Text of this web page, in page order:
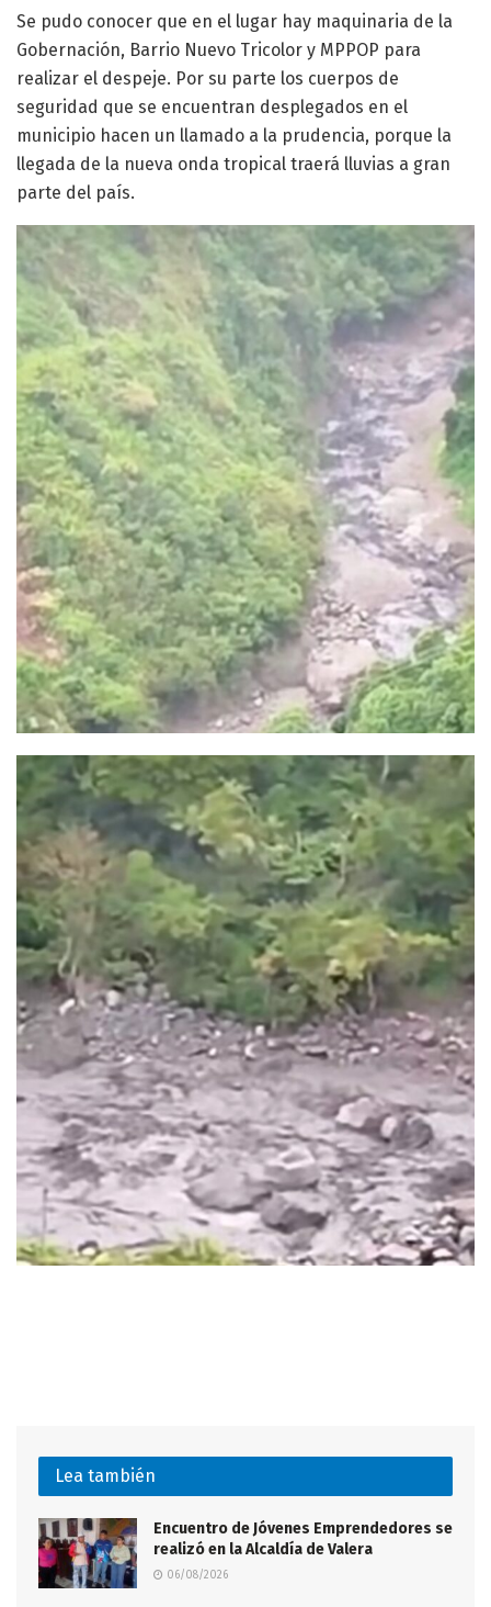
Se pudo conocer que en el lugar hay maquinaria de la
Gobernación, Barrio Nuevo Tricolor y MPPOP para
realizar el despeje. Por su parte los cuerpos de
seguridad que se encuentran desplegados en el
municipio hacen un llamado a la prudencia, porque la
llegada de la nueva onda tropical traerá lluvias a gran
parte del país.
Lea también
Encuentro de Jóvenes Emprendedores se
realizó en la Alcaldía de Valera
06/08/2026